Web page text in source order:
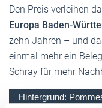
Den Preis verleihen
Europa Baden-
zehn Jahren – und
einmal mehr ein
Schray für mehr
Hintergrund: